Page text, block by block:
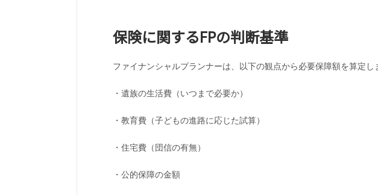
保険に関するFPの判断基準
ファイナンシャルプランナーは、以下の観点から必要保障額を算定し
・遺族の生活費（いつまで必要か）
・教育費（子どもの進路に応じた試算）
・住宅費（団信の有無）
・公的保障の金額